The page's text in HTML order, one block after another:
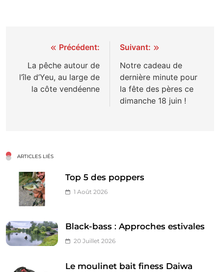
Navigation
de
l’article
Précédent:
La pêche autour de
l’île d’Yeu, au large de
la côte vendéenne
Suivant:
Notre cadeau de
dernière minute pour
la fête des pères ce
dimanche 18 juin !
ARTICLES LIÉS
Top 5 des poppers
1 Août 2026
Black-bass : Approches estivales
20 Juillet 2026
Le moulinet bait finess Daiwa